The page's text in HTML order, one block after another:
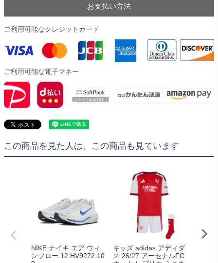
お支払い方法
ご利用可能なクレジットカード
ご利用可能な電子マネー
この商品を見た人は、この商品も見ています
NIKE ナイキ エア ウィ
ンフロー 12 HV9272 10
キッズ adidas アディダ
ス 26/27 アーセナルFC